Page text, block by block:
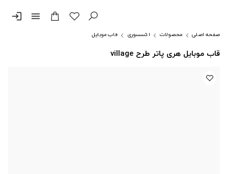
menu
login
صفحه اصلی محصولات اکسسوری قاب موبایل
قاب موبایل هری پاتر طرح village